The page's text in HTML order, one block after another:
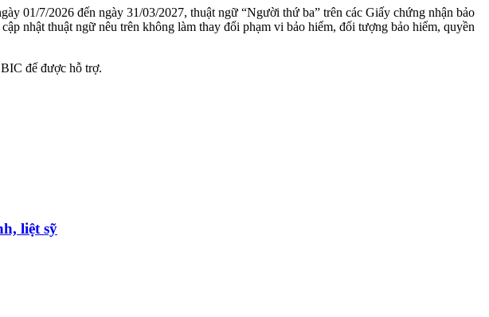
01/7/2026 đến ngày 31/03/2027, thuật ngữ “Người thứ ba” trên các Giấy chứng nhận bảo
nhật thuật ngữ nêu trên không làm thay đổi phạm vi bảo hiểm, đối tượng bảo hiểm, quyền
để được hỗ trợ.
liệt sỹ